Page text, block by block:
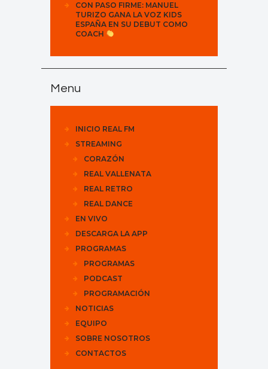
CON PASO FIRME: MANUEL
TURIZO GANA LA VOZ KIDS
ESPAÑA EN SU DEBUT COMO
COACH
Menu
INICIO REAL FM
STREAMING
CORAZÓN
REAL VALLENATA
REAL RETRO
REAL DANCE
EN VIVO
DESCARGA LA APP
PROGRAMAS
PROGRAMAS
PODCAST
PROGRAMACIÓN
NOTICIAS
EQUIPO
SOBRE NOSOTROS
CONTACTOS